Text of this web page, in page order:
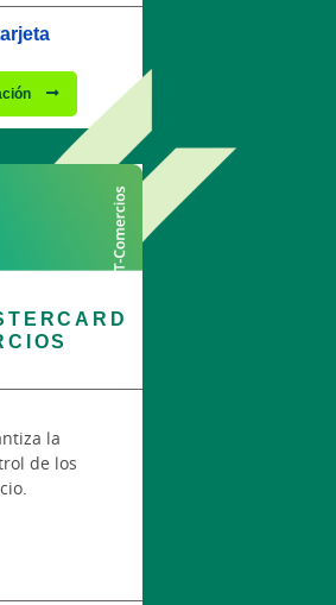
la
de los